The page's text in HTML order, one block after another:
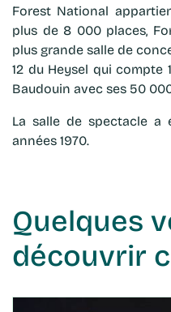
Forest National
plus de 8 000 places,
plus grande salle de
12 du Heysel qui compte
Baudouin avec ses 50
La salle de spectacle a été inaugurée au début des
années 1970.
Quelques voyages pour
découvrir